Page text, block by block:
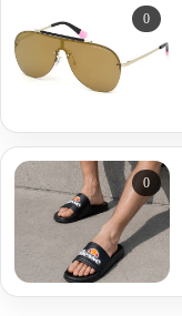
0
0